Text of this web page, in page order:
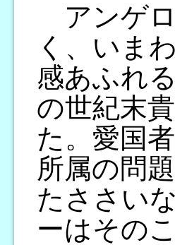
アンゲロ
く、いま
感あふれ
の世紀末
た。愛国
所属の問
たささい
ーはその